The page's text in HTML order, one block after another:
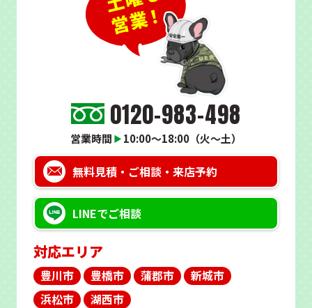
0120-983-498
営業時間 ▶ 10:00～18:00（火～土）
無料見積・ ご相談・来店予約
LINEでご相談
対応エリア
豊川市 豊橋市 蒲郡市
新城市
浜松市
湖西市